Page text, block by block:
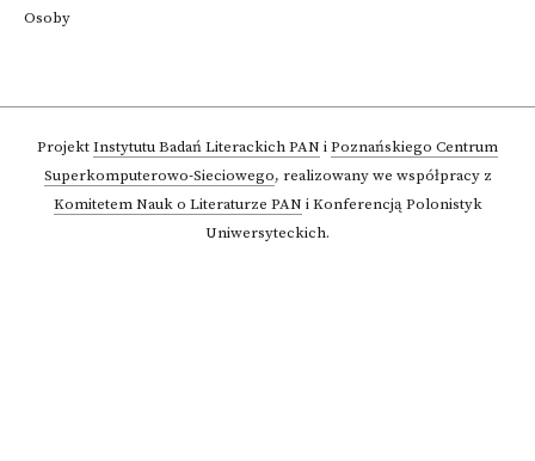
Osoby
ProjektInstytutu Badań Literackich PAN iPoznańskiego Centrum
Superkomputerowo-Sieciowego, realizowany we współpracy z
Komitetem Nauk o Literaturze PAN i Konferencją Polonistyk
Uniwersyteckich.